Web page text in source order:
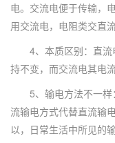
电。交流电便于传输，
用交流电，电阻类交直流
4、本质区别：直流
持不变，而交流电其电
5、输电方法不一样
流输电方式代替直流输
以，日常生活中所见的